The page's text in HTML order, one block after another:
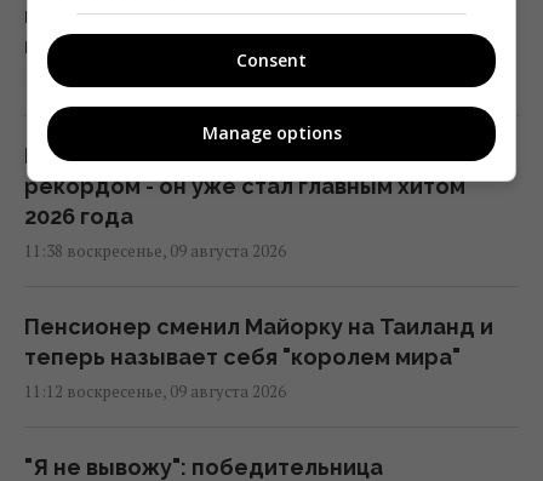
владельцы поделились рабочими
методами
12:08 воскресенье, 09 августа 2026
Новый фильм Marvel бьет рекорд за
рекордом - он уже стал главным хитом
2026 года
11:38 воскресенье, 09 августа 2026
Пенсионер сменил Майорку на Таиланд и
теперь называет себя "королем мира"
11:12 воскресенье, 09 августа 2026
"Я не вывожу": победительница
Consent
Manage options